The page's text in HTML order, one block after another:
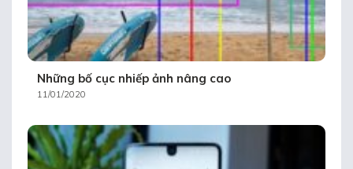
Những bố cục nhiếp ảnh nâng cao
11/01/2020